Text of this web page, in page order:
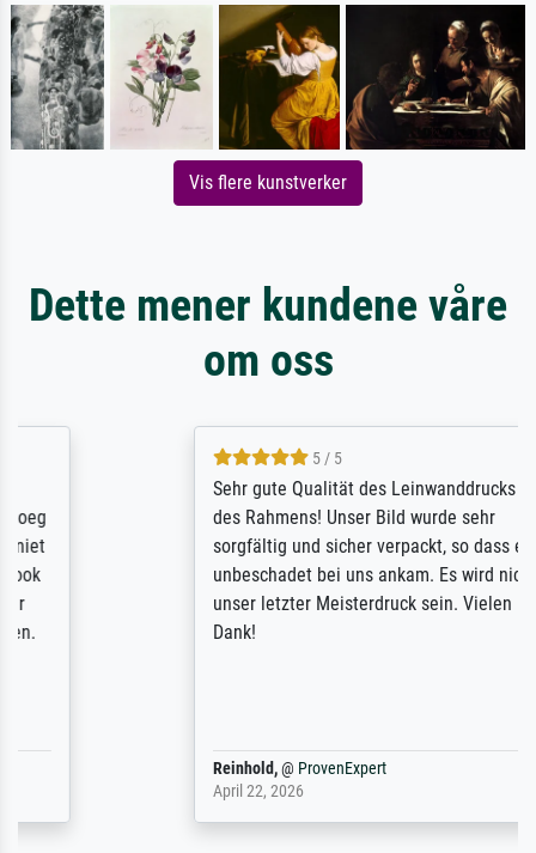
Vis flere kunstverker
Dette mener kundene våre
om oss
5 / 5
Sehr gute Qualität des Leinwanddrucks und
des Rahmens! Unser Bild wurde sehr
sorgfältig und sicher verpackt, so dass es
unbeschadet bei uns ankam. Es wird nicht
unser letzter Meisterdruck sein. Vielen
ProvenExpert